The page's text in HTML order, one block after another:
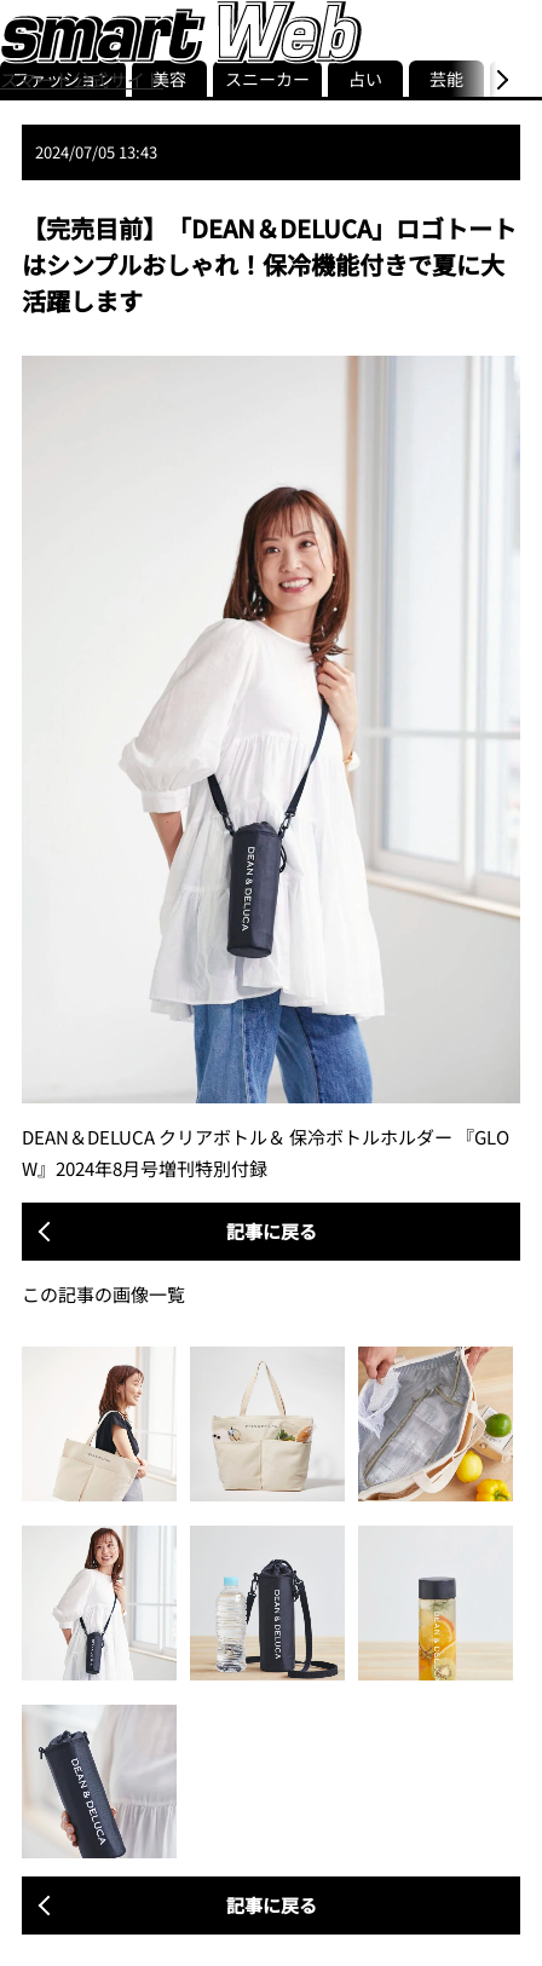
スマート公式サイト
smart最新号
記事一覧ランキング
ストリ
ファッション 美容 スニーカー 占い 芸能 グル
2024/07/05 13:43
【完売目前】「DEAN＆DELUCA」ロゴトート
はシンプルおしゃれ！保冷機能付きで夏に大
活躍します
DEAN＆DELUCA クリアボトル＆ 保冷ボトルホルダー 『GLO
W』2024年8月号増刊特別付録
記事に戻る
この記事の画像一覧
記事に戻る